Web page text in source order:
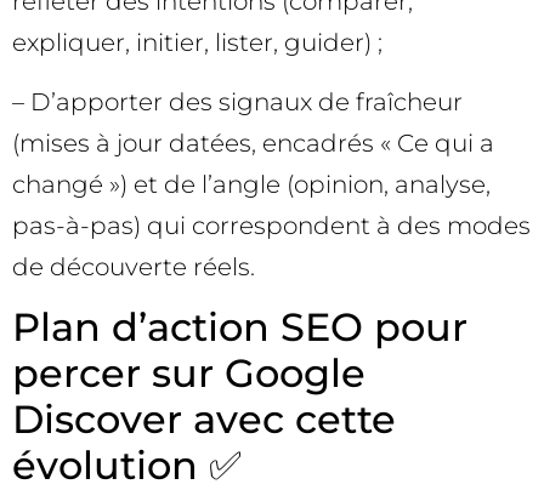
expliquer, initier, lister, guider) ;
– D’apporter des signaux de fraîcheur
(mises à jour datées, encadrés « Ce qui a
changé ») et de l’angle (opinion, analyse,
pas-à-pas) qui correspondent à des modes
de découverte réels.
Plan d’action SEO pour
percer sur Google
Discover avec cette
évolution ✅